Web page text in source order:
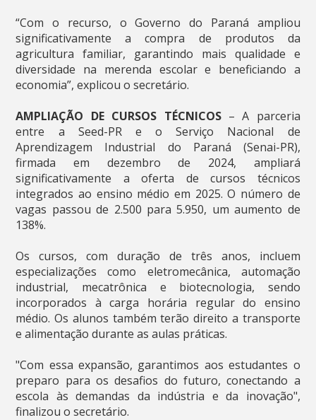
“Com o recurso, o Governo do Paraná ampliou
significativamente a compra de produtos da
agricultura familiar, garantindo mais qualidade e
diversidade na merenda escolar e beneficiando a
economia”, explicou o secretário.
AMPLIAÇÃO DE CURSOS TÉCNICOS– A parceria
entre a Seed-PR e o Serviço Nacional de
Aprendizagem Industrial do Paraná (Senai-PR),
firmada em dezembro de 2024, ampliará
significativamente a oferta de cursos técnicos
integrados ao ensino médio em 2025. O número de
vagas passou de 2.500 para 5.950, um aumento de
138%.
Os cursos, com duração de três anos, incluem
especializações como eletromecânica, automação
industrial, mecatrônica e biotecnologia, sendo
incorporados à carga horária regular do ensino
médio. Os alunos também terão direito a transporte
e alimentação durante as aulas práticas.
"Com essa expansão, garantimos aos estudantes o
preparo para os desafios do futuro, conectando a
escola às demandas da indústria e da inovação",
finalizou o secretário.